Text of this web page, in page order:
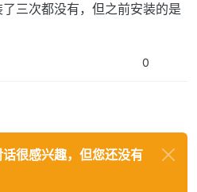
三次都没有，但之前安装的是
0
很感兴趣，但您还没有